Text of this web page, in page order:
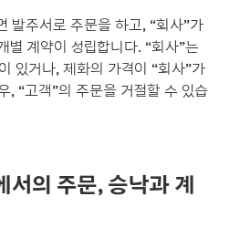
발주서로 주문을 하고, “회사”가
별 계약이 성립합니다. “회사”는
있거나, 제화의 가격이 “회사”가
, “고객”의 주문을 거절할 수 있습
서의 주문, 승낙과 계